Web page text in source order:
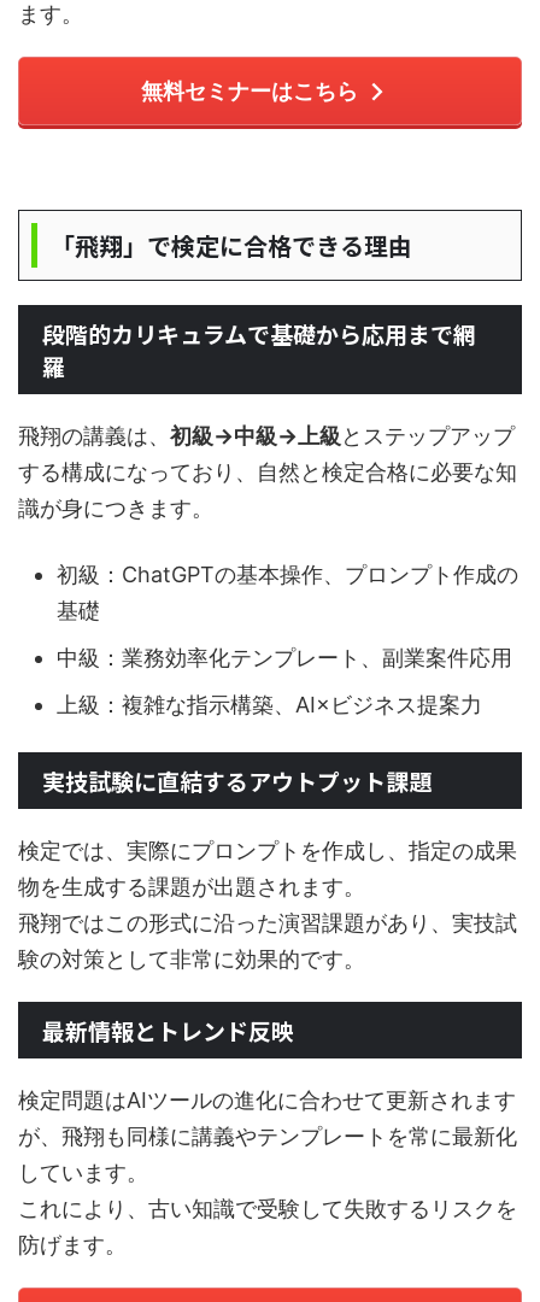
ます。
無料セミナーはこちら
「飛翔」で検定に合格できる理由
段階的カリキュラムで基礎から応用まで網
羅
飛翔の講義は、 初級→中級→上級 とステップアップ
する構成になっており、自然と検定合格に必要な知
識が身につきます。
初級：ChatGPTの基本操作、プロンプト作成の
基礎
中級：業務効率化テンプレート、副業案件応用
上級：複雑な指示構築、AI×ビジネス提案力
実技試験に直結するアウトプット課題
検定では、実際にプロンプトを作成し、指定の成果
物を生成する課題が出題されます。
飛翔ではこの形式に沿った演習課題があり、実技試
験の対策として非常に効果的です。
最新情報とトレンド反映
検定問題はAIツールの進化に合わせて更新されます
が、飛翔も同様に講義やテンプレートを常に最新化
しています。
これにより、古い知識で受験して失敗するリスクを
防げます。